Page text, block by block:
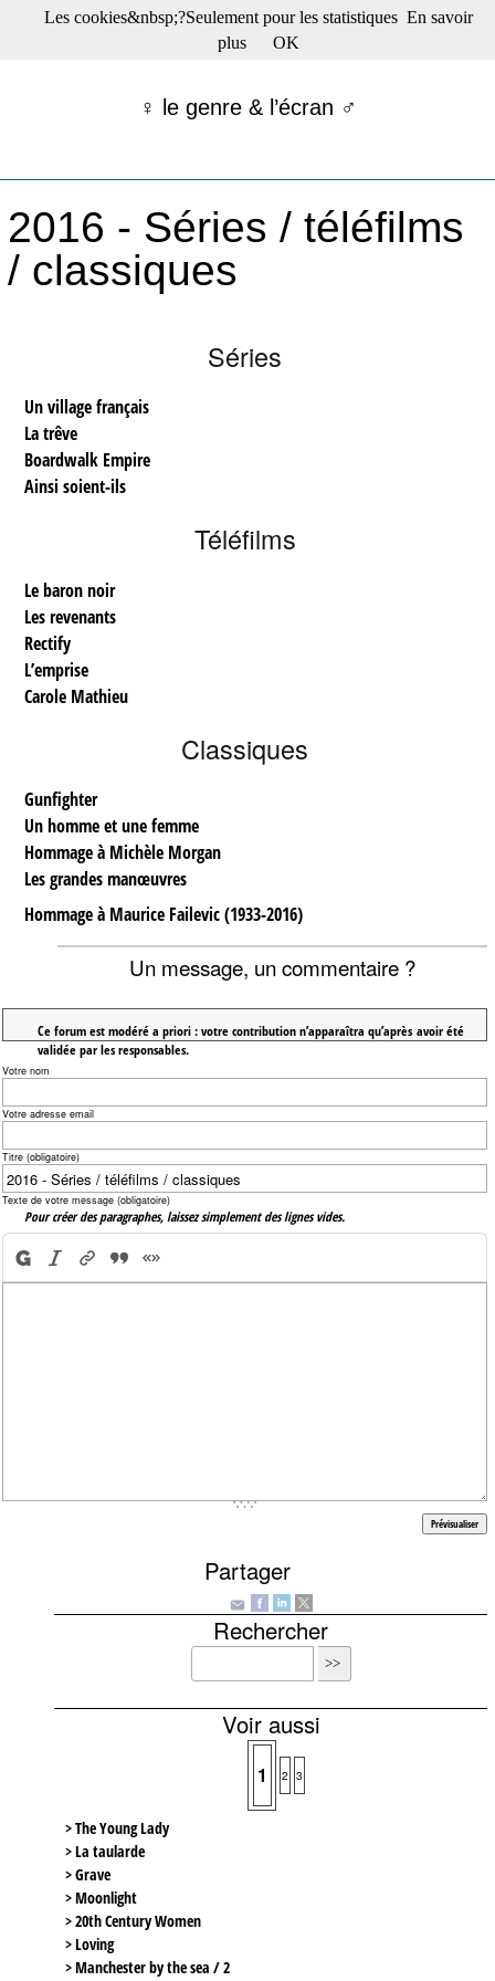
☰ Menu
Films récents
Tribunes
Archives
Actu : "La Nouvelle Vague"
♀ le genre & l’écran ♂
2016 - Séries / téléfilms
/ classiques
Séries
Un village français
La trêve
Boardwalk Empire
Ainsi soient-ils
Téléfilms
Le baron noir
Les revenants
Rectify
L’emprise
Carole Mathieu
Classiques
Gunfighter
Un homme et une femme
Hommage à Michèle Morgan
Les grandes manœuvres
Hommage à Maurice Failevic (1933-2016)
Un message, un commentaire ?
Ce forum est modéré a priori : votre contribution n’apparaîtra qu’après avoir été
validée par les responsables.
Votre nom
Votre adresse email
Titre (obligatoire)
Texte de votre message (obligatoire)
Pour créer des paragraphes, laissez simplement des lignes vides.
Partager
Rechercher
Voir aussi
1 2 3
> The Young Lady
> La taularde
> Grave
> Moonlight
> 20th Century Women
> Loving
> Manchester by the sea / 2
Les cookies&nbsp;?Seulement pour les statistiques En savoir
plus
OK